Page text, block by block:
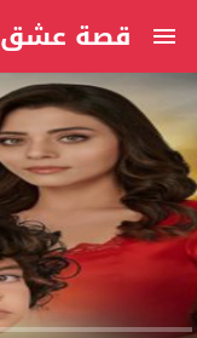
قصة عشق